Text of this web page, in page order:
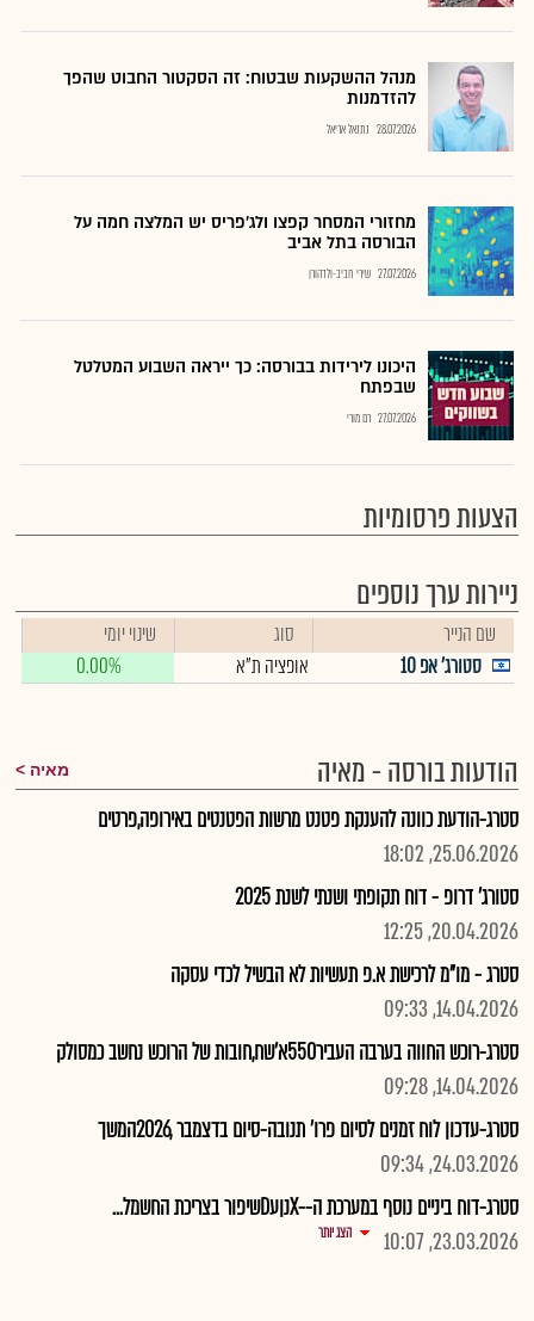
מנהל ההשקעות שבטוח: זה הסקטור החבוט שהפך
להזדמנות
28.07.2026 נתנאל אריאל
מחזורי המסחר קפצו ולג'פריס יש המלצה חמה על
הבורסה בתל אביב
27.07.2026 שירי חביב-ולדהורן
היכונו לירידות בבורסה: כך ייראה השבוע המטלטל
שבפתח
27.07.2026 רם מורי
הצעות פרסומיות
ניירות ערך נוספים
שם הנייר סוג
שינוי יומי
סטורג' אפ 10
אופציה ת"א 0.00%
הודעות בורסה - מאיה מאיה
סטרג-הודעת כוונה להענקת פטנט מרשות הפטנטים באירופה,פרטים
25.06.2026, 18:02
סטורג' דרופ - דוח תקופתי ושנתי לשנת 2025
20.04.2026, 12:25
סטרג - מו"מ לרכישת א.פ תעשיות לא הבשיל לכדי עסקה
14.04.2026, 09:33
סטרג-רוכש החווה בערבה העביר550א'שח,חובות של הרוכש נחשב כמסולק
14.04.2026, 09:28
סטרג-עדכון לוח זמנים לסיום פרו' תנובה-סיום בדצמבר ,2026המשך
24.03.2026, 09:34
סטרג-דוח ביניים נוסף במערכת ה--XנןעDשיפור בצריכת החשמל...
23.03.2026, 10:07
הצג יותר